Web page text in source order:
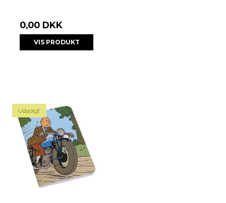
0,00 DKK
VIS PRODUKT
Udsolgt